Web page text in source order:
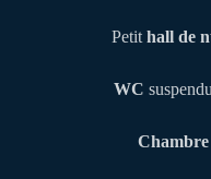
Petithall de
WC